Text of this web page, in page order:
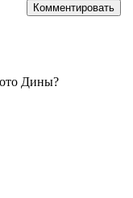
Комментировать
Дины?